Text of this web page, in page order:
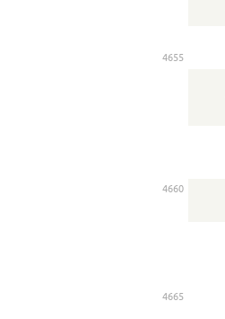
4655
4660
4665